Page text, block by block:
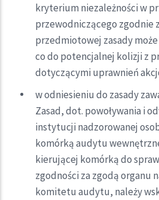
kryterium niezależności w
przewodniczącego zgodnie
przedmiotowej zasady
co do potencjalnej kolizji z
dotyczącymi uprawnień
w odniesieniu do zasady
Zasad, dot. powoływania i
instytucji nadzorowanej
komórką audytu
kierującej komórką do
zgodności za zgodą organu
komitetu audytu, należy